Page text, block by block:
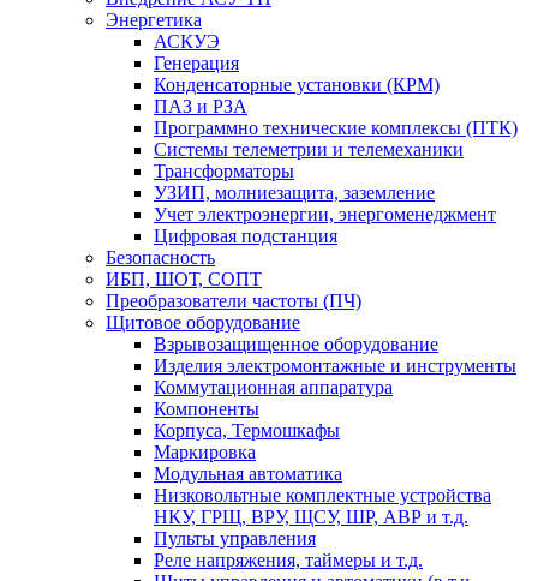
Энергетика
АСКУЭ
Генерация
Конденсаторные установки (КРМ)
ПАЗ и РЗА
Программно технические комплексы (ПТК)
Системы телеметрии и телемеханики
Трансформаторы
УЗИП, молниезащита, заземление
Учет электроэнергии, энергоменеджмент
Цифровая подстанция
Безопасность
ИБП, ШОТ, СОПТ
Преобразователи частоты (ПЧ)
Щитовое оборудование
Взрывозащищенное оборудование
Изделия электромонтажные и инструменты
Коммутационная аппаратура
Компоненты
Корпуса, Термошкафы
Маркировка
Модульная автоматика
Низковольтные комплектные устройства
НКУ, ГРЩ, ВРУ, ЩСУ, ШР, АВР и т.д.
Пульты управления
Реле напряжения, таймеры и т.д.